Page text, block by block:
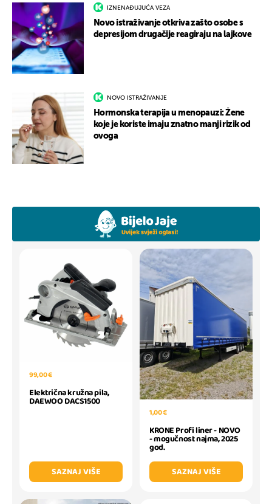
IZNENAĐUJUĆA VEZA
Novo istraživanje otkriva zašto osobe s
depresijom drugačije reagiraju na lajkove
NOVO ISTRAŽIVANJE
Hormonska terapija u menopauzi: Žene
koje je koriste imaju znatno manji rizik od
ovoga
99,00 €
Električna kružna pila,
DAEWOO DACS1500
SAZNAJ VIŠE
1,00 €
KRONE Profi liner - NOVO
- mogučnost najma, 2025
god.
SAZNAJ VIŠE